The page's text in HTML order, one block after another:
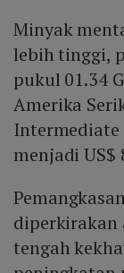
Minyak
lebih tinggi,
pukul 01.34
Amerika
Intermediate
menjadi US$
diperkirakan
tengah